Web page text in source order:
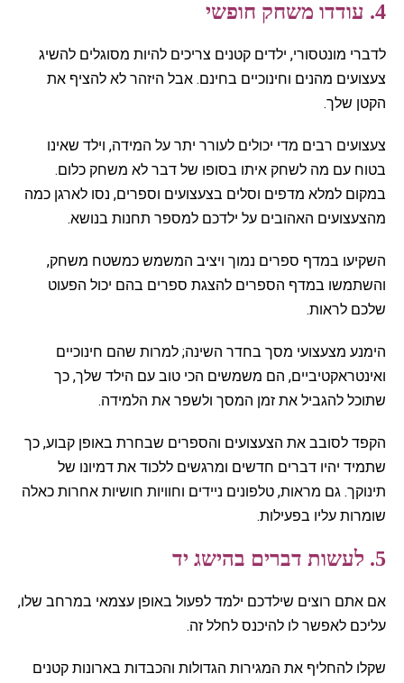
4. עודדו משחק חופשי
לדברי מונטסורי, ילדים קטנים צריכים להיות מסוגלים להשיג
צעצועים מהנים וחינוכיים בחינם. אבל היזהר לא להציף את
הקטן שלך.
צעצועים רבים מדי יכולים לעורר יתר על המידה, וילד שאינו
בטוח עם מה לשחק איתו בסופו של דבר לא משחק כלום.
במקום למלא מדפים וסלים בצעצועים וספרים, נסו לארגן כמה
מהצעצועים האהובים על ילדכם למספר תחנות בנושא.
השקיעו במדף ספרים נמוך ויציב המשמש כמשטח משחק,
והשתמשו במדף הספרים להצגת ספרים בהם יכול הפעוט
שלכם לראות.
הימנע מצעצועי מסך בחדר השינה; למרות שהם חינוכיים
ואינטראקטיביים, הם משמשים הכי טוב עם הילד שלך, כך
שתוכל להגביל את זמן המסך ולשפר את הלמידה.
הקפד לסובב את הצעצועים והספרים שבחרת באופן קבוע, כך
שתמיד יהיו דברים חדשים ומרגשים ללכוד את דמיונו של
תינוקך. גם מראות, טלפונים ניידים וחוויות חושיות אחרות כאלה
שומרות עליו בפעילות.
5. לעשות דברים בהישג יד
אם אתם רוצים שילדכם ילמד לפעול באופן עצמאי במרחב שלו,
עליכם לאפשר לו להיכנס לחלל זה.
שקלו להחליף את המגירות הגדולות והכבדות בארונות קטנים